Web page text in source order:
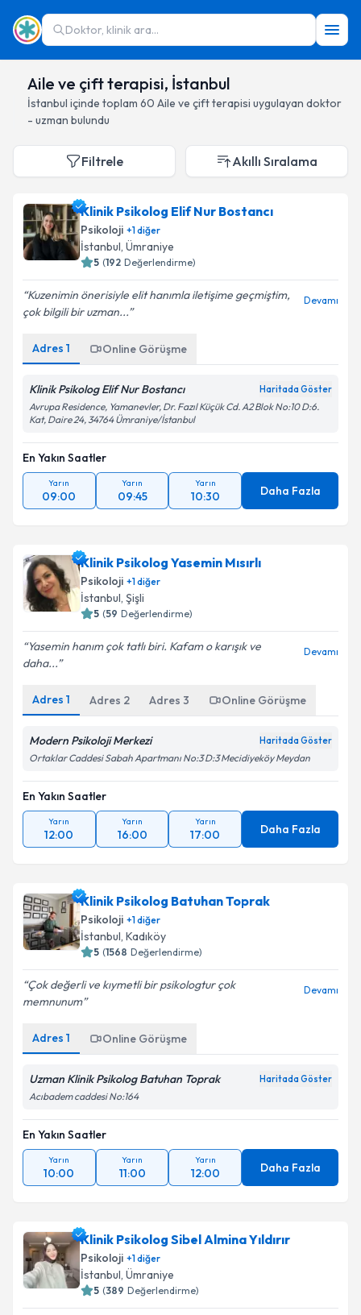
Doktor, klinik ara...
Aile ve çift terapisi, İstanbul
İstanbul içinde toplam 60 Aile ve çift terapisi uygulayan doktor
- uzman bulundu
Filtrele Akıllı Sıralama
Klinik Psikolog Elif Nur Bostancı
Psikoloji +1diğer
İstanbul, Ümraniye
5 (192 Değerlendirme)
Kuzenimin önerisiyle elit hanımla iletişime geçmiştim,
çok bilgili bir uzman...
Devamı
Adres 1 Online Görüşme
Klinik Psikolog Elif Nur Bostancı Haritada Göster
Avrupa Residence, Yamanevler, Dr. Fazıl Küçük Cd. A2 Blok No:10 D:6.
Kat, Daire 24, 34764 Ümraniye/İstanbul
En Yakın Saatler
Yarın
09:00
Yarın
09:45
Yarın
10:30 Daha Fazla
Klinik Psikolog Yasemin Mısırlı
Psikoloji +1diğer
İstanbul, Şişli
5 (59 Değerlendirme)
Yasemin hanım çok tatlı biri. Kafam o karışık ve
daha...
Devamı
Adres 1 Adres 2 Adres 3 Online Görüşme
Modern Psikoloji Merkezi Haritada Göster
Ortaklar Caddesi Sabah Apartmanı No:3 D:3 Mecidiyeköy Meydan
En Yakın Saatler
Yarın
12:00
Yarın
16:00
Yarın
17:00 Daha Fazla
Klinik Psikolog Batuhan Toprak
Psikoloji +1diğer
İstanbul, Kadıköy
5 (1568 Değerlendirme)
Çok değerli ve kıymetli bir psikologtur çok
memnunum
Devamı
Adres 1 Online Görüşme
Uzman Klinik Psikolog Batuhan Toprak Haritada Göster
Acıbadem caddesi No:164
En Yakın Saatler
Yarın
10:00
Yarın
11:00
Yarın
12:00 Daha Fazla
Klinik Psikolog Sibel Almina Yıldırır
Psikoloji +1diğer
İstanbul, Ümraniye
5 (389 Değerlendirme)